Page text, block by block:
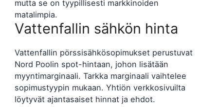
mutta se on tyypillisesti markkinoiden
matalimpia.
Vattenfallin sähkön hinta
Vattenfallin pörssisähkösopimukset perustuvat
Nord Poolin spot-hintaan, johon lisätään
myyntimarginaali. Tarkka marginaali vaihtelee
sopimustyypin mukaan. Yhtiön verkkosivuilta
löytyvät ajantasaiset hinnat ja ehdot.